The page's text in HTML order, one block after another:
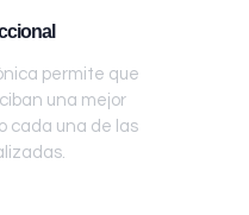
permite que
una mejor
cada una de las